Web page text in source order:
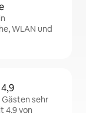
WLAN und
sehr
4,9 von